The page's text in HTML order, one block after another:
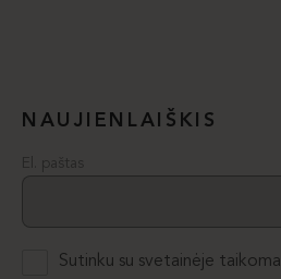
NAUJIENLAIŠKIS
El. paštas
Sutinku su svetainėje taikoma